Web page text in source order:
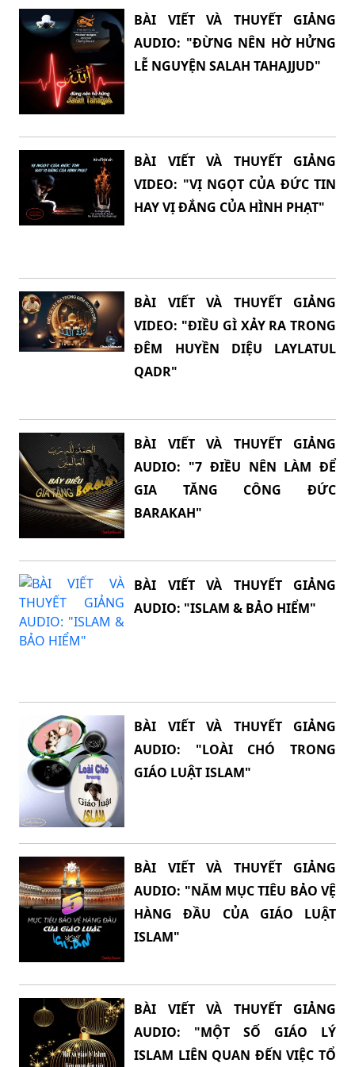
BÀI VIẾT VÀ THUYẾT GIẢNG
AUDIO: "ĐỪNG NÊN HỜ HỬNG
LỄ NGUYỆN SALAH TAHAJJUD"
BÀI VIẾT VÀ THUYẾT GIẢNG
VIDEO: "VỊ NGỌT CỦA ĐỨC TIN
HAY VỊ ĐẮNG CỦA HÌNH PHẠT"
BÀI VIẾT VÀ THUYẾT GIẢNG
VIDEO: "ĐIỀU GÌ XẢY RA TRONG
ĐÊM HUYỀN DIỆU LAYLATUL
QADR"
BÀI VIẾT VÀ THUYẾT GIẢNG
AUDIO: "7 ĐIỀU NÊN LÀM ĐỂ
GIA TĂNG CÔNG ĐỨC
BARAKAH"
BÀI VIẾT VÀ THUYẾT GIẢNG
AUDIO: "ISLAM & BẢO HIỂM"
BÀI VIẾT VÀ THUYẾT GIẢNG
AUDIO: "LOÀI CHÓ TRONG
GIÁO LUẬT ISLAM"
BÀI VIẾT VÀ THUYẾT GIẢNG
AUDIO: "NĂM MỤC TIÊU BẢO VỆ
HÀNG ĐẦU CỦA GIÁO LUẬT
ISLAM"
BÀI VIẾT VÀ THUYẾT GIẢNG
AUDIO: "MỘT SỐ GIÁO LÝ
ISLAM LIÊN QUAN ĐẾN VIỆC TỔ